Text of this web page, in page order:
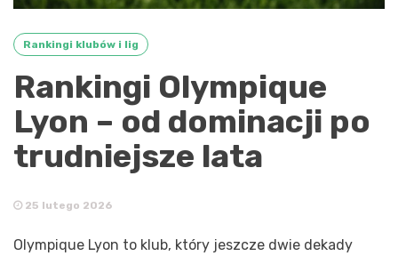
Rankingi klubów i lig
Rankingi Olympique
Lyon – od dominacji po
trudniejsze lata
25 lutego 2026
Olympique Lyon to klub, który jeszcze dwie dekady